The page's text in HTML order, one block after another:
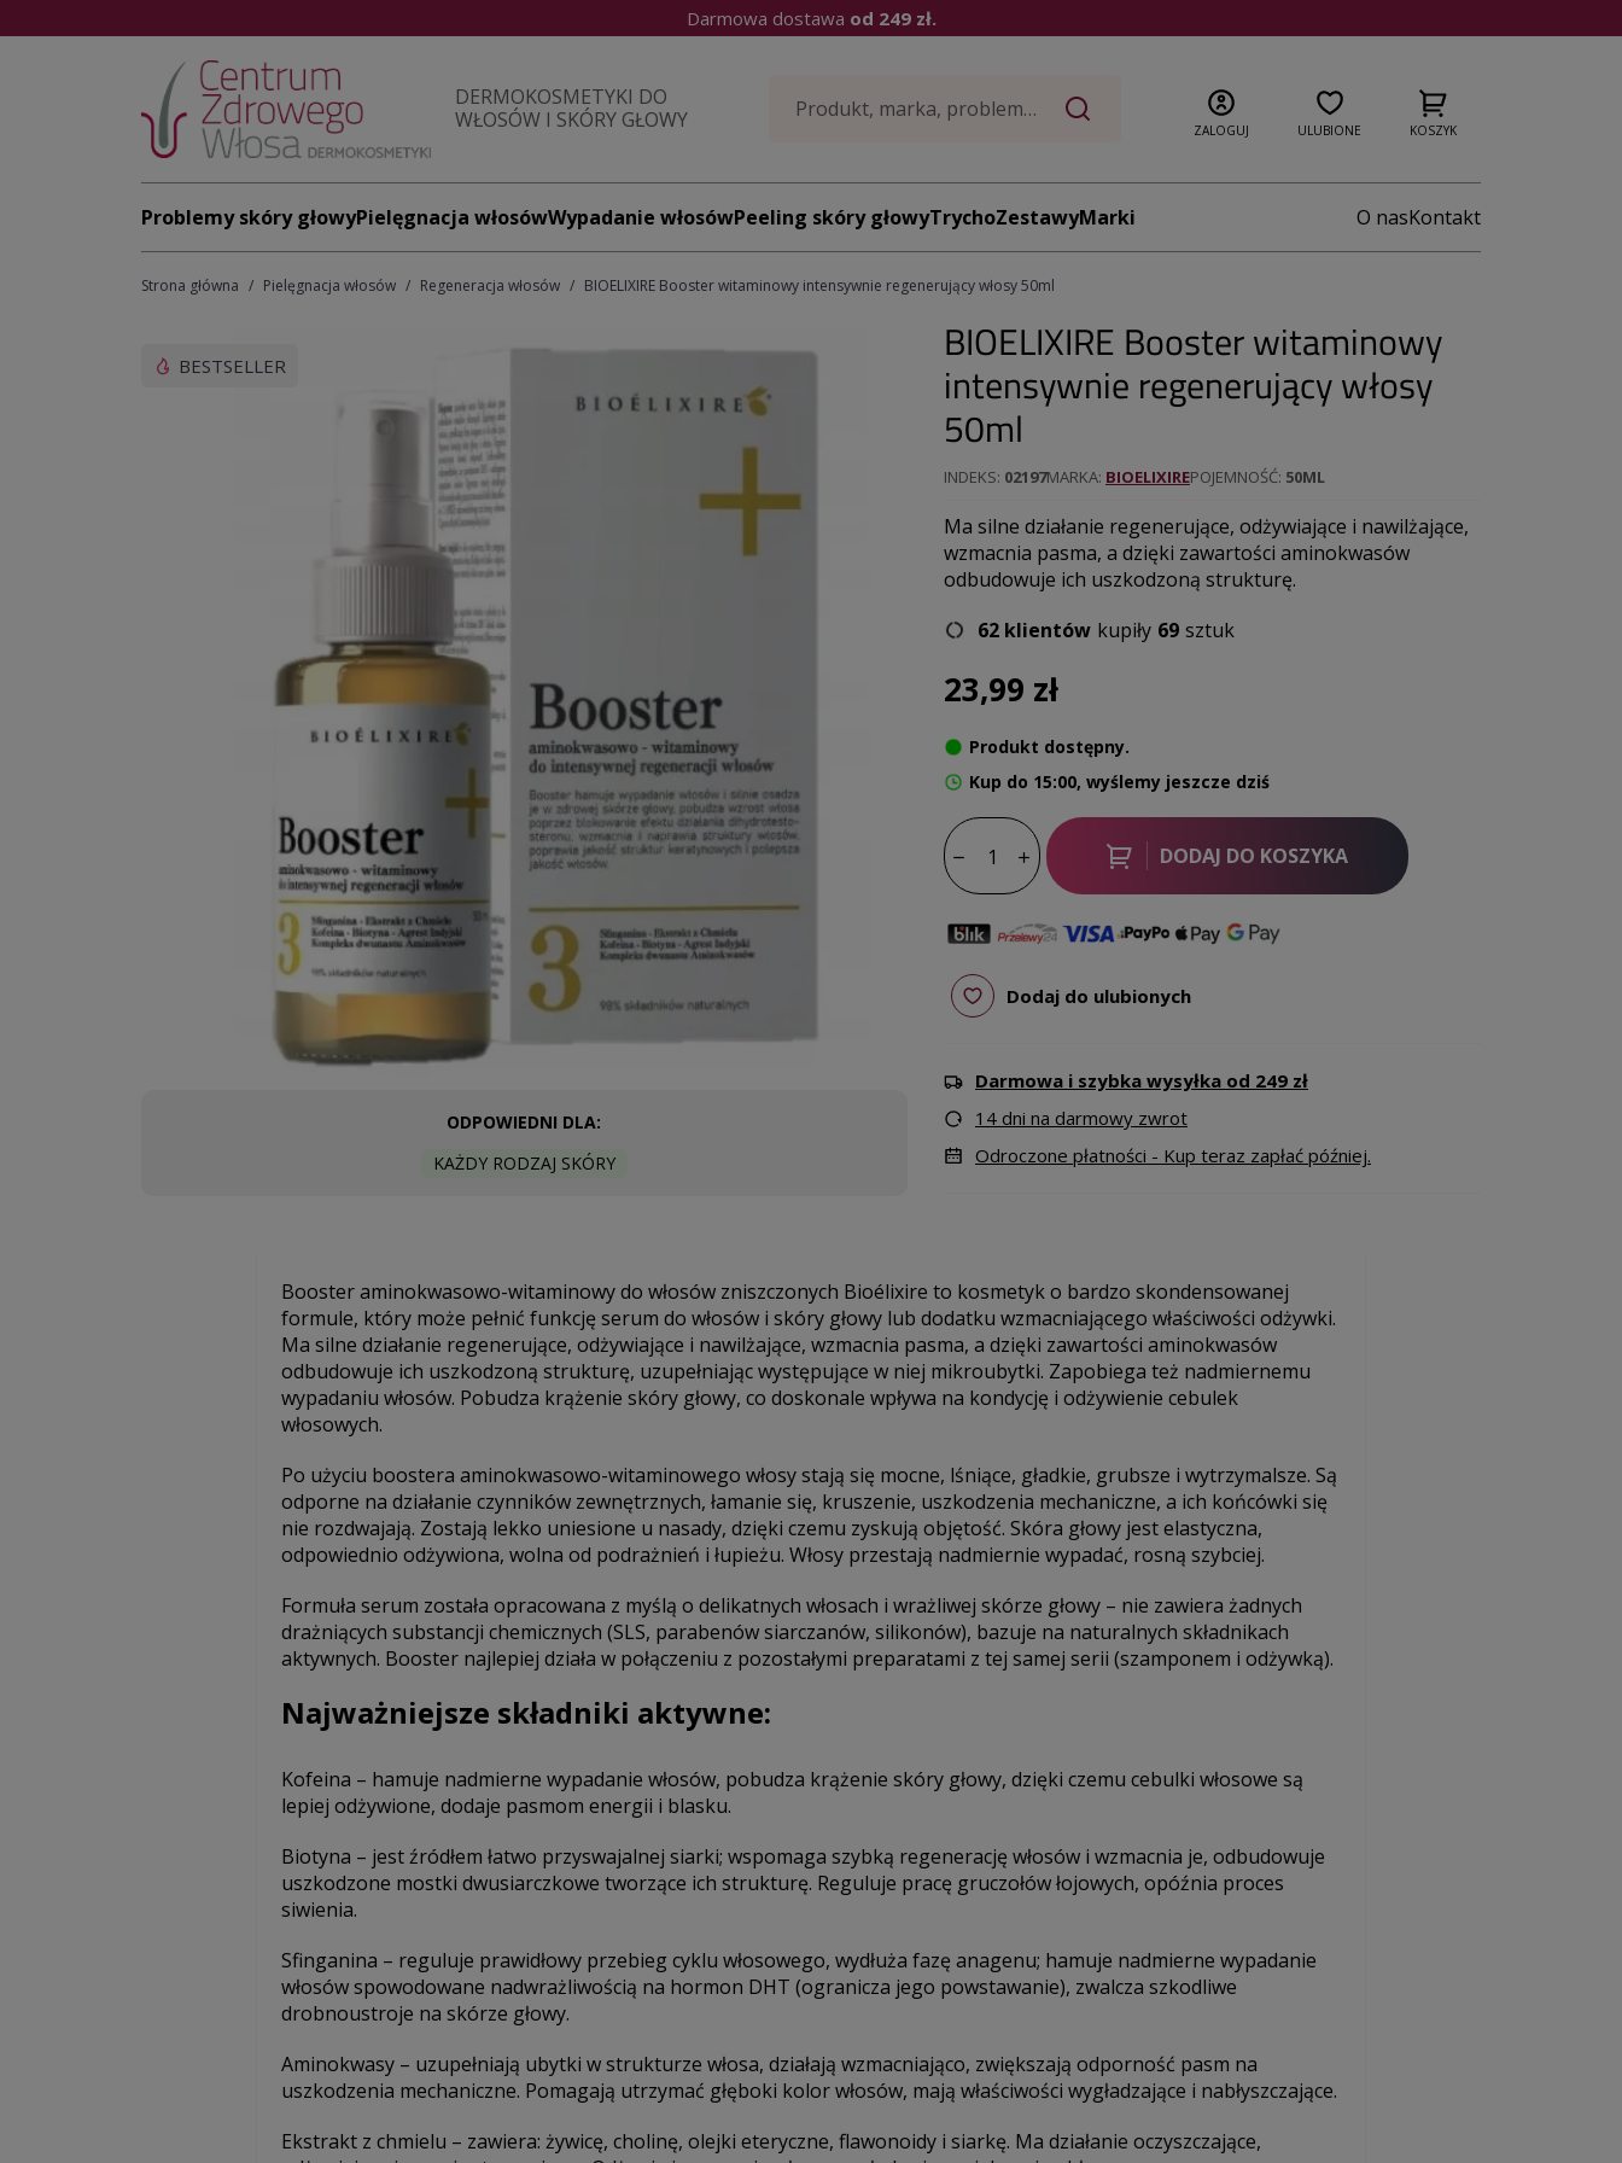
Darmowa dostawa od 249 zł.
DERMOKOSMETYKI DO
WŁOSÓW I SKÓRY GŁOWY
ZALOGUJ ULUBIONE KOSZYK
Problemy skóry głowyPielęgnacja włosówWypadanie włosówPeeling skóry głowyTrychoZestawyMarki O nasKontakt
Strona główna Pielęgnacja włosów Regeneracja włosów BIOELIXIRE Booster witaminowy intensywnie regenerujący włosy 50ml
BESTSELLER
ODPOWIEDNI DLA:
KAŻDY RODZAJ SKÓRY
BIOELIXIRE Booster witaminowy
intensywnie regenerujący włosy
50ml
INDEKS 02197MARKA BIOELIXIREPOJEMNOŚĆ 50ML
Ma silne działanie regenerujące, odżywiające i nawilżające,
wzmacnia pasma, a dzięki zawartości aminokwasów
odbudowuje ich uszkodzoną strukturę.
62 klientów kupiły 69 sztuk
23,99 zł
Produkt dostępny.
Kup do 15:00, wyślemy jeszcze dziś
DODAJ DO KOSZYKA
Dodaj do ulubionych
Darmowa i szybka wysyłka od 249 zł
14 dni na darmowy zwrot
Odroczone płatności - Kup teraz zapłać później.
Booster aminokwasowo-witaminowy do włosów zniszczonych Bioélixire to kosmetyk o bardzo skondensowanej
formule, który może pełnić funkcję serum do włosów i skóry głowy lub dodatku wzmacniającego właściwości odżywki.
Ma silne działanie regenerujące, odżywiające i nawilżające, wzmacnia pasma, a dzięki zawartości aminokwasów
odbudowuje ich uszkodzoną strukturę, uzupełniając występujące w niej mikroubytki. Zapobiega też nadmiernemu
wypadaniu włosów. Pobudza krążenie skóry głowy, co doskonale wpływa na kondycję i odżywienie cebulek
włosowych.
Po użyciu boostera aminokwasowo-witaminowego włosy stają się mocne, lśniące, gładkie, grubsze i wytrzymalsze. Są
odporne na działanie czynników zewnętrznych, łamanie się, kruszenie, uszkodzenia mechaniczne, a ich końcówki się
nie rozdwajają. Zostają lekko uniesione u nasady, dzięki czemu zyskują objętość. Skóra głowy jest elastyczna,
odpowiednio odżywiona, wolna od podrażnień i łupieżu. Włosy przestają nadmiernie wypadać, rosną szybciej.
Formuła serum została opracowana z myślą o delikatnych włosach i wrażliwej skórze głowy – nie zawiera żadnych
drażniących substancji chemicznych (SLS, parabenów siarczanów, silikonów), bazuje na naturalnych składnikach
aktywnych. Booster najlepiej działa w połączeniu z pozostałymi preparatami z tej samej serii (szamponem i odżywką).
Najważniejsze składniki aktywne:
Kofeina – hamuje nadmierne wypadanie włosów, pobudza krążenie skóry głowy, dzięki czemu cebulki włosowe są
lepiej odżywione, dodaje pasmom energii i blasku.
Biotyna – jest źródłem łatwo przyswajalnej siarki; wspomaga szybką regenerację włosów i wzmacnia je, odbudowuje
uszkodzone mostki dwusiarczkowe tworzące ich strukturę. Reguluje pracę gruczołów łojowych, opóźnia proces
siwienia.
Sfinganina – reguluje prawidłowy przebieg cyklu włosowego, wydłuża fazę anagenu; hamuje nadmierne wypadanie
włosów spowodowane nadwrażliwością na hormon DHT (ogranicza jego powstawanie), zwalcza szkodliwe
drobnoustroje na skórze głowy.
Aminokwasy – uzupełniają ubytki w strukturze włosa, działają wzmacniająco, zwiększają odporność pasm na
uszkodzenia mechaniczne. Pomagają utrzymać głęboki kolor włosów, mają właściwości wygładzające i nabłyszczające.
Ekstrakt z chmielu – zawiera: żywicę, cholinę, olejki eteryczne, flawonoidy i siarkę. Ma działanie oczyszczające,